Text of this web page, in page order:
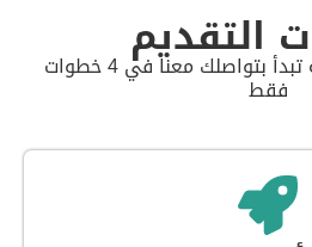
التقديم عملية بسيطة وسريعة تبدأ بتواصلك معنا في 4 خطوات
فقط